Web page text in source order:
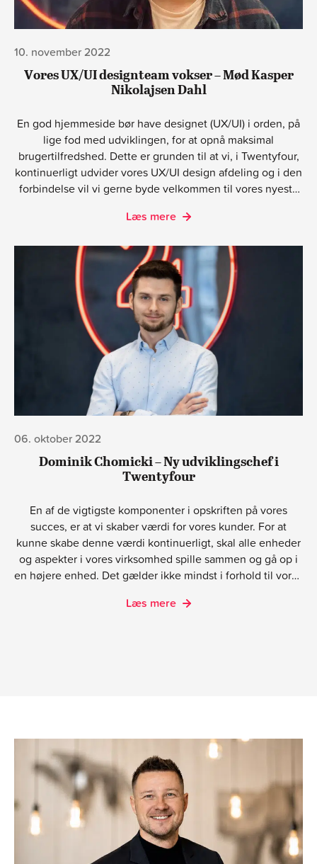
10. november 2022
Vores UX/UI designteam vokser – Mød Kasper
Nikolajsen Dahl
En god hjemmeside bør have designet (UX/UI) i orden, på
lige fod med udviklingen, for at opnå maksimal
brugertilfredshed. Dette er grunden til at vi, i Twentyfour,
kontinuerligt udvider vores UX/UI design afdeling og i den
forbindelse vil vi gerne byde velkommen til vores nyeste
Læs mere
06. oktober 2022
Dominik Chomicki – Ny udviklingschef i
Twentyfour
En af de vigtigste komponenter i opskriften på vores
succes, er at vi skaber værdi for vores kunder. For at
kunne skabe denne værdi kontinuerligt, skal alle enheder
og aspekter i vores virksomhed spille sammen og gå op i
en højere enhed. Det gælder ikke mindst i forhold til vores
forbindelse er vi enormt glade for at kunne fortælle at vi
Læs mere